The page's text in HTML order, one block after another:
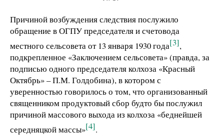
Причиной возбуждения следствия послужило
обращение в ОГПУ председателя и счетовода
местного сельсовета от 13 января 1930 года[3],
подкрепленное «Заключением сельсовета» (правда, за
подписью одного председателя колхоза «Красный
Октябрь» – П.М. Голдобина), в котором с
уверенностью говорилось о том, что организованный
священником продуктовый сбор будто бы послужил
причиной массового выхода из колхоза «беднейшей
середняцкой массы»[4].